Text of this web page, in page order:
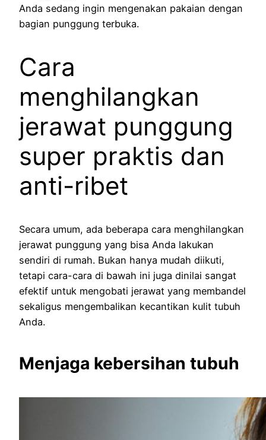
Anda sedang ingin mengenakan pakaian dengan
bagian punggung terbuka.
Cara
menghilangkan
jerawat punggung
super praktis dan
anti-ribet
Secara umum, ada beberapa cara menghilangkan
jerawat punggung yang bisa Anda lakukan
sendiri di rumah. Bukan hanya mudah diikuti,
tetapi cara-cara di bawah ini juga dinilai sangat
efektif untuk mengobati jerawat yang membandel
sekaligus mengembalikan kecantikan kulit tubuh
Anda.
Menjaga kebersihan tubuh